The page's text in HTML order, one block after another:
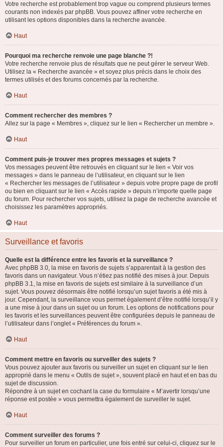
Votre recherche est probablement trop vague ou comprend plusieurs termes
courants non indexés par phpBB. Vous pouvez affiner votre recherche en
utilisant les options disponibles dans la recherche avancée.
Haut
Pourquoi ma recherche renvoie une page blanche ?!
Votre recherche renvoie plus de résultats que ne peut gérer le serveur Web.
Utilisez la « Recherche avancée » et soyez plus précis dans le choix des
termes utilisés et des forums concernés par la recherche.
Haut
Comment rechercher des membres ?
Allez sur la page « Membres », cliquez sur le lien « Rechercher un membre ».
Haut
Comment puis-je trouver mes propres messages et sujets ?
Vos messages peuvent être retrouvés en cliquant sur le lien « Voir vos
messages » dans le panneau de l’utilisateur, en cliquant sur le lien
« Rechercher les messages de l’utilisateur » depuis votre propre page de profil
ou bien en cliquant sur le lien « Accès rapide » depuis n’importe quelle page
du forum. Pour rechercher vos sujets, utilisez la page de recherche avancée et
choisissez les paramètres appropriés.
Haut
Surveillance et favoris
Quelle est la différence entre les favoris et la surveillance ?
Avec phpBB 3.0, la mise en favoris de sujets s’apparentait à la gestion des
favoris dans un navigateur. Vous n’étiez pas notifié des mises à jour. Depuis
phpBB 3.1, la mise en favoris de sujets est similaire à la surveillance d’un
sujet. Vous pouvez désormais être notifié lorsqu’un sujet favoris a été mis à
jour. Cependant, la surveillance vous permet également d’être notifié lorsqu’il y
a une mise à jour dans un sujet ou un forum. Les options de notifications pour
les favoris et les surveillances peuvent être configurées depuis le panneau de
l’utilisateur dans l’onglet « Préférences du forum ».
Haut
Comment mettre en favoris ou surveiller des sujets ?
Vous pouvez ajouter aux favoris ou surveiller un sujet en cliquant sur le lien
approprié dans le menu « Outils de sujet », souvent placé en haut et en bas du
sujet de discussion.
Répondre à un sujet en cochant la case du formulaire « M’avertir lorsqu’une
réponse est postée » vous permettra également de surveiller le sujet.
Haut
Comment surveiller des forums ?
Pour surveiller un forum en particulier, une fois entré sur celui-ci, cliquez sur le